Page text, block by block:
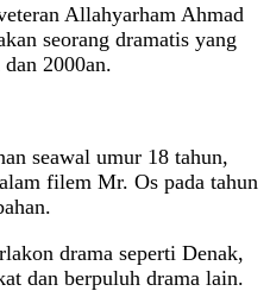
Allahyarham Ahmad
seorang dramatis yang
2000an.
seawal umur 18 tahun,
filem Mr. Os pada tahun
drama seperti Denak,
dan berpuluh drama lain.